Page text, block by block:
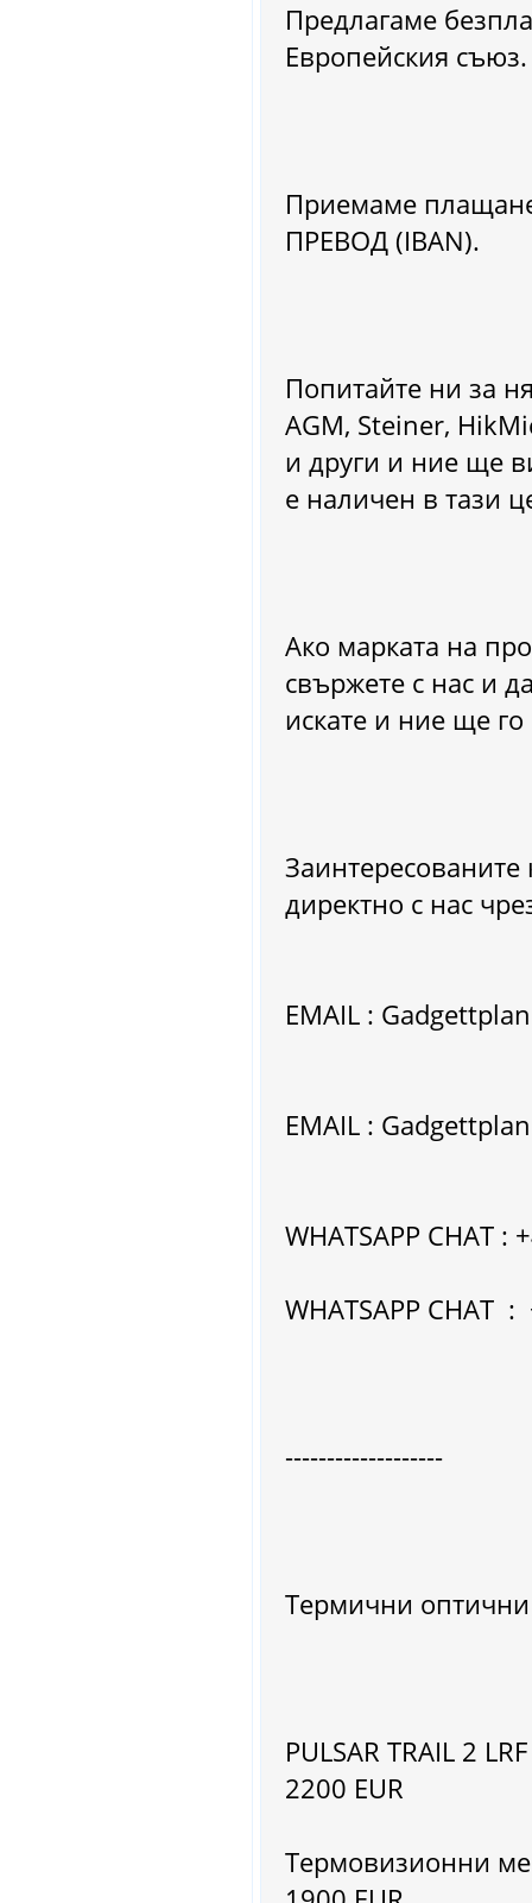
Предлагаме
Европейския съюз.
Приемаме
ПРЕВОД (IBAN).
Попитайте ни за
AGM, Steiner,
и други и ние ще
е наличен в тази
Ако марката на
свържете с нас и
искате и ние ще
Заинтересованите
директно с нас
EMAIL :
EMAIL :
WHATSAPP CHAT
WHATSAPP CHAT
-------------------
Термични
PULSAR TRAIL 2
2200 EUR
Термовизионни